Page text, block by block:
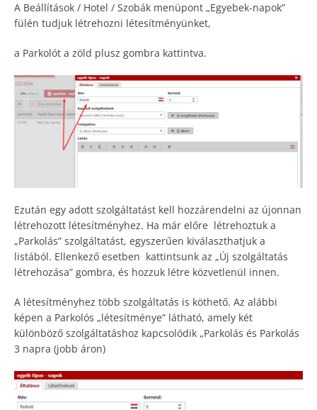
A Beállítások / Hotel / Szobák menüpont „Egyebek-napok”
fülén tudjuk létrehozni létesítményünket,
a Parkolót a zöld plusz gombra kattintva.
Ezután egy adott szolgáltatást kell hozzárendelni az újonnan
létrehozott létesítményhez. Ha már előre létrehoztuk a
„Parkolás” szolgáltatást, egyszerűen kiválaszthatjuk a
listából. Ellenkező esetben kattintsunk az „Új szolgáltatás
létrehozása” gombra, és hozzuk létre közvetlenül innen.
A létesítményhez több szolgáltatás is köthető. Az alábbi
képen a Parkolós „létesítménye” látható, amely két
különböző szolgáltatáshoz kapcsolódik „Parkolás és Parkolás
3 napra (jobb áron)